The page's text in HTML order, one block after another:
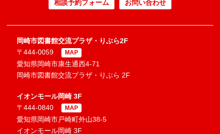
相談予約フォーム お問い合わせ
岡崎市図書館交流プラザ・りぶら2F
〒444-0059
MAP
愛知県岡崎市康生通西4-71
岡崎市図書館交流プラザ・りぶら 2F
イオンモール岡崎 3F
〒444-0840
MAP
愛知県岡崎市戸崎町外山38-5
イオンモール岡崎 3F